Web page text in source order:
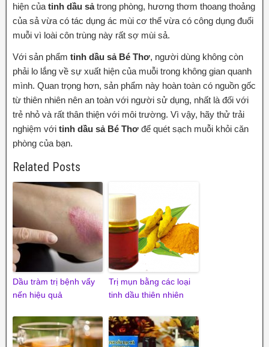
hiện củatinh dầu sảtrong phòng, hương thơm thoang thoảng
của sả vừa có tác dụng ác mùi cơ thể vừa có công dụng đuổi
muỗi vì loài côn trùng này rất sợ mùi sả.
Với sản phẩm tinh dầu sả Bé Thơ, người dùng không còn
phải lo lắng về sự xuất hiện của muỗi trong không gian quanh
mình. Quan trọng hơn, sản phẩm này hoàn toàn có nguồn gốc
từ thiên nhiên nên an toàn với người sử dụng, nhất là đối với
trẻ nhỏ và rất thân thiện với môi trường. Vì vậy, hãy thử trải
nghiệm với tinh dầu sả Bé Thơ để quét sạch muỗi khỏi căn
phòng của bạn.
Related Posts
Dầu tràm trị bệnh vẩy
nến hiệu quả
Trị mụn bằng các loại
tinh dầu thiên nhiên